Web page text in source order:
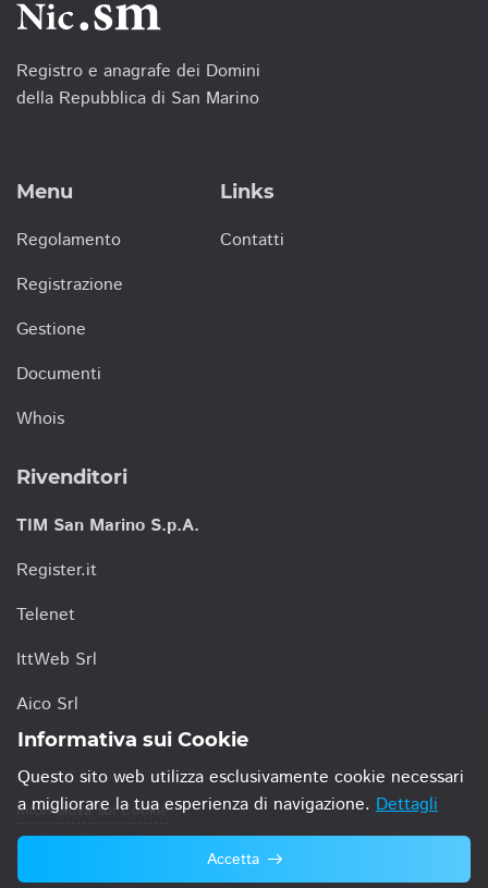
Registro e anagrafe dei Domini
della Repubblica di San Marino
Menu
Regolamento
Registrazione
Gestione
Documenti
Whois
Links
Contatti
Rivenditori
TIM San Marino S.p.A.
Register.it
Telenet
IttWeb Srl
Aico Srl
Informativa sui Cookie
© 2021 TIM San Marino S.p.A.
Informativa sui Cookie
Questo sito web utilizza esclusivamente cookie necessari
a migliorare la tua esperienza di navigazione. Dettagli
Accetta